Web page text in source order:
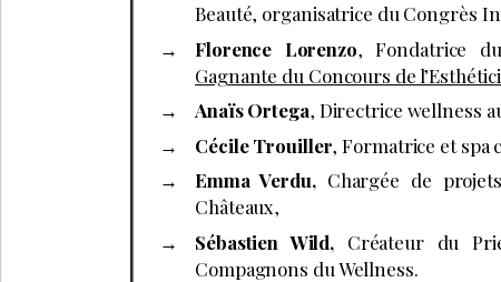
Beauté, organisatrice du Congrès
Florence Lorenzo, Fondatrice
Gagnante du Concours de
Anaïs Ortega, Directrice wellness
Cécile Trouiller, Formatrice et spa
Emma Verdu,Chargée de
Châteaux,
Sébastien Wild, Créateur du
Compagnons du Wellness.